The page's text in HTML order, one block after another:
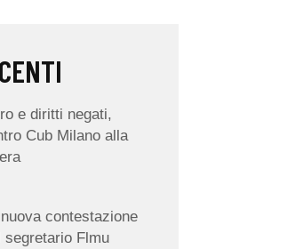
e diritti negati,
Cub Milano alla
contestazione
segretario Flmu